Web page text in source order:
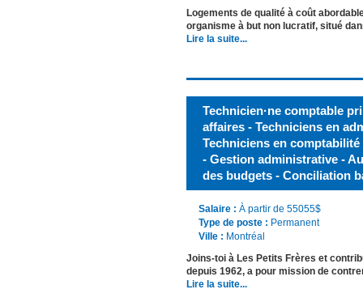
Logements de qualité à coût
organisme à but non lucratif, situé
Lire la suite...
Technicien·ne comptable
affaires - Techniciens en
Techniciens en
- Gestion administrative -
des budgets - Conciliation
Salaire : À partir de 55055$
Type de poste : Permanent
Ville : Montréal
Joins-toi à Les Petits Frères et
depuis 1962, a pour mission de
Lire la suite...